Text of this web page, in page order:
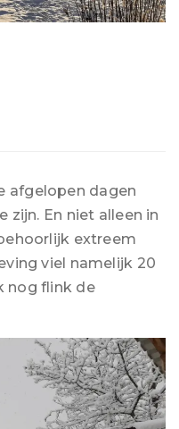
afgelopen dagen
zijn. En niet alleen in
extreem
viel namelijk 20
nog flink de